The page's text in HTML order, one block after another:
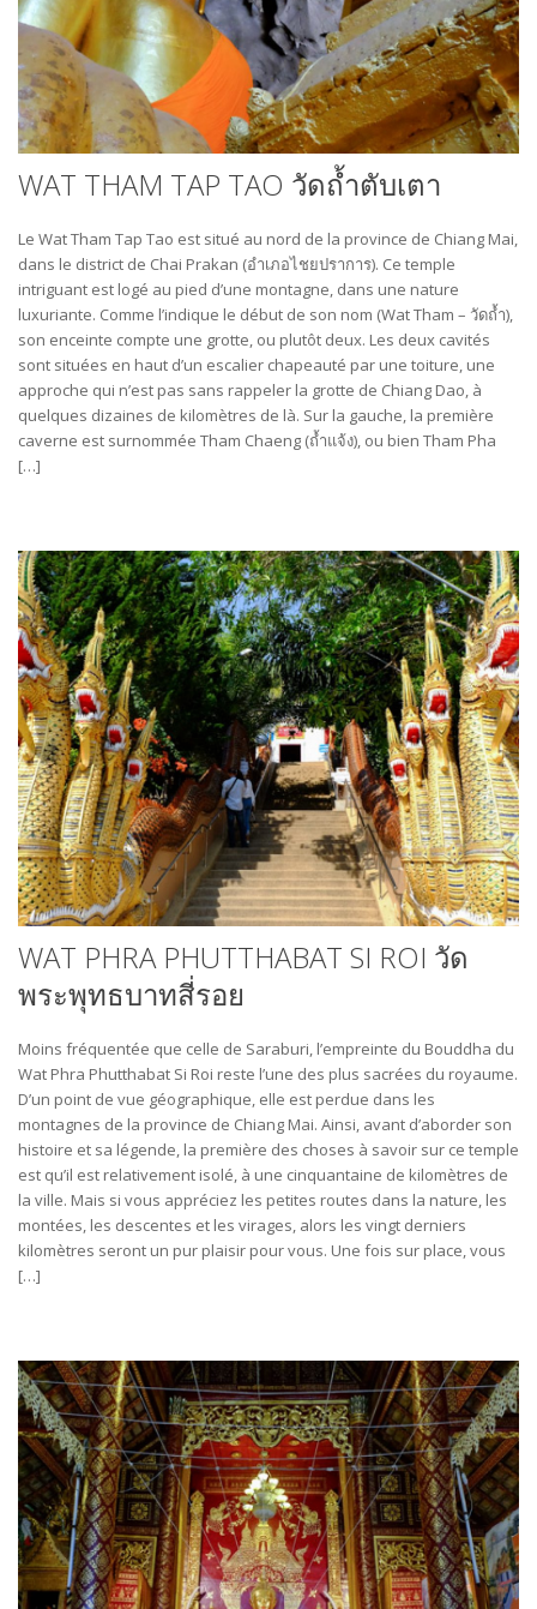
WAT THAM TAP TAO วัดถ้ำตับเตา
Le Wat Tham Tap Tao est situé au nord de la province de Chiang Mai,
dans le district de Chai Prakan (อำเภอไชยปราการ). Ce temple
intriguant est logé au pied d’une montagne, dans une nature
luxuriante. Comme l’indique le début de son nom (Wat Tham – วัดถ้ำ),
son enceinte compte une grotte, ou plutôt deux. Les deux cavités
sont situées en haut d’un escalier chapeauté par une toiture, une
approche qui n’est pas sans rappeler la grotte de Chiang Dao, à
quelques dizaines de kilomètres de là. Sur la gauche, la première
caverne est surnommée Tham Chaeng (ถ้ำแจ้ง), ou bien Tham Pha
[…]
WAT PHRA PHUTTHABAT SI ROI วัด
พระพุทธบาทสี่รอย
Moins fréquentée que celle de Saraburi, l’empreinte du Bouddha du
Wat Phra Phutthabat Si Roi reste l’une des plus sacrées du royaume.
D’un point de vue géographique, elle est perdue dans les
montagnes de la province de Chiang Mai. Ainsi, avant d’aborder son
histoire et sa légende, la première des choses à savoir sur ce temple
est qu’il est relativement isolé, à une cinquantaine de kilomètres de
la ville. Mais si vous appréciez les petites routes dans la nature, les
montées, les descentes et les virages, alors les vingt derniers
kilomètres seront un pur plaisir pour vous. Une fois sur place, vous
[…]